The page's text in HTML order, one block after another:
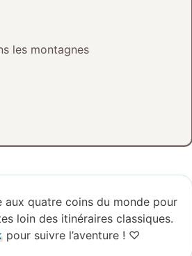
les montagnes
quatre coins du monde pour
loin des itinéraires classiques.
pour suivre l’aventure ! ♡